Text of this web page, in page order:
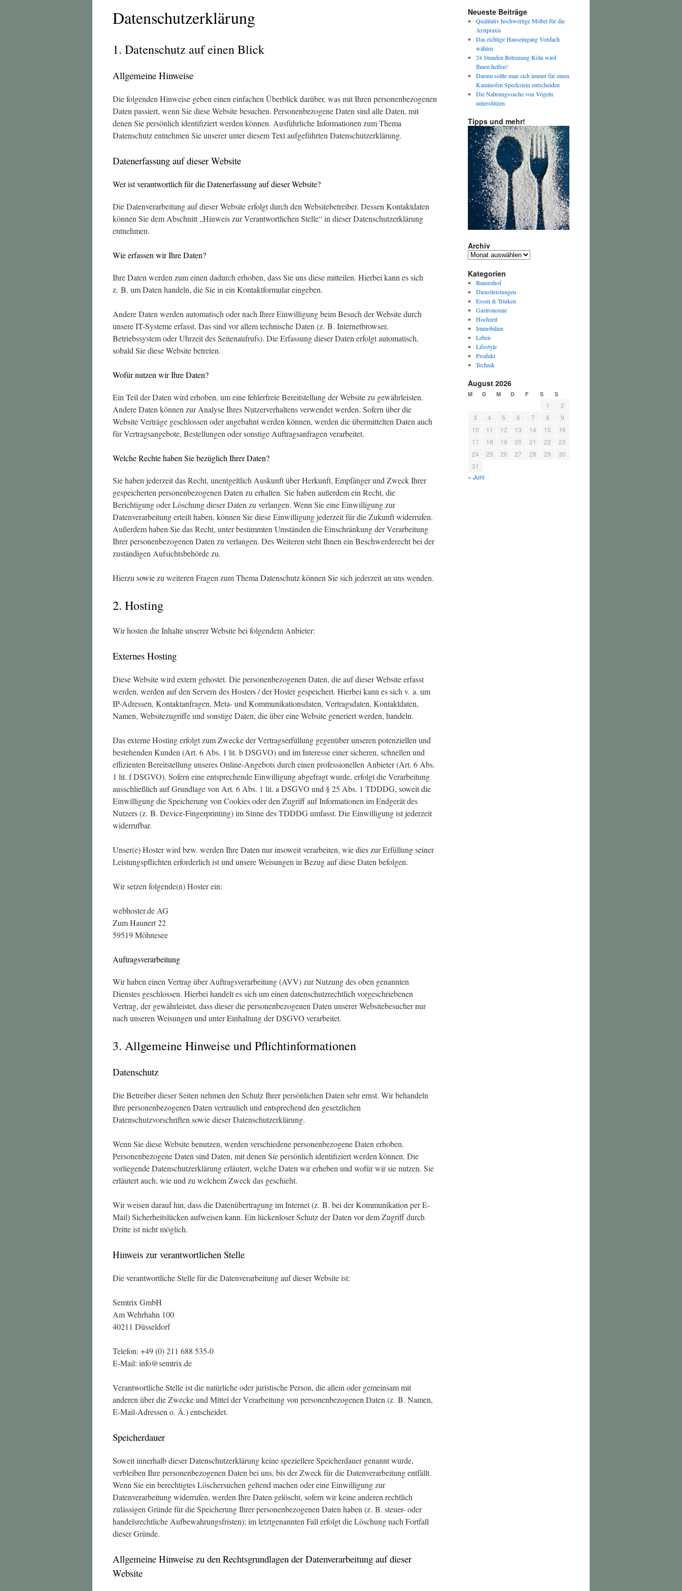
Datenschutz­erklärung
1. Datenschutz auf einen Blick
Allgemeine Hinweise
Die folgenden Hinweise geben einen einfachen Überblick darüber, was mit Ihren personenbezogenen
Daten passiert, wenn Sie diese Website besuchen. Personenbezogene Daten sind alle Daten, mit
denen Sie persönlich identifiziert werden können. Ausführliche Informationen zum Thema
Datenschutz entnehmen Sie unserer unter diesem Text aufgeführten Datenschutzerklärung.
Datenerfassung auf dieser Website
Wer ist verantwortlich für die Datenerfassung auf dieser Website?
Die Datenverarbeitung auf dieser Website erfolgt durch den Websitebetreiber. Dessen Kontaktdaten
können Sie dem Abschnitt „Hinweis zur Verantwortlichen Stelle“ in dieser Datenschutzerklärung
entnehmen.
Wie erfassen wir Ihre Daten?
Ihre Daten werden zum einen dadurch erhoben, dass Sie uns diese mitteilen. Hierbei kann es sich
z. B. um Daten handeln, die Sie in ein Kontaktformular eingeben.
Andere Daten werden automatisch oder nach Ihrer Einwilligung beim Besuch der Website durch
unsere IT-Systeme erfasst. Das sind vor allem technische Daten (z. B. Internetbrowser,
Betriebssystem oder Uhrzeit des Seitenaufrufs). Die Erfassung dieser Daten erfolgt automatisch,
sobald Sie diese Website betreten.
Wofür nutzen wir Ihre Daten?
Ein Teil der Daten wird erhoben, um eine fehlerfreie Bereitstellung der Website zu gewährleisten.
Andere Daten können zur Analyse Ihres Nutzerverhaltens verwendet werden. Sofern über die
Website Verträge geschlossen oder angebahnt werden können, werden die übermittelten Daten auch
für Vertragsangebote, Bestellungen oder sonstige Auftragsanfragen verarbeitet.
Welche Rechte haben Sie bezüglich Ihrer Daten?
Sie haben jederzeit das Recht, unentgeltlich Auskunft über Herkunft, Empfänger und Zweck Ihrer
gespeicherten personenbezogenen Daten zu erhalten. Sie haben außerdem ein Recht, die
Berichtigung oder Löschung dieser Daten zu verlangen. Wenn Sie eine Einwilligung zur
Datenverarbeitung erteilt haben, können Sie diese Einwilligung jederzeit für die Zukunft widerrufen.
Außerdem haben Sie das Recht, unter bestimmten Umständen die Einschränkung der Verarbeitung
Ihrer personenbezogenen Daten zu verlangen. Des Weiteren steht Ihnen ein Beschwerderecht bei der
zuständigen Aufsichtsbehörde zu.
Hierzu sowie zu weiteren Fragen zum Thema Datenschutz können Sie sich jederzeit an uns wenden.
2. Hosting
Wir hosten die Inhalte unserer Website bei folgendem Anbieter:
Externes Hosting
Diese Website wird extern gehostet. Die personenbezogenen Daten, die auf dieser Website erfasst
werden, werden auf den Servern des Hosters / der Hoster gespeichert. Hierbei kann es sich v. a. um
IP-Adressen, Kontaktanfragen, Meta- und Kommunikationsdaten, Vertragsdaten, Kontaktdaten,
Namen, Websitezugriffe und sonstige Daten, die über eine Website generiert werden, handeln.
Das externe Hosting erfolgt zum Zwecke der Vertragserfüllung gegenüber unseren potenziellen und
bestehenden Kunden (Art. 6 Abs. 1 lit. b DSGVO) und im Interesse einer sicheren, schnellen und
effizienten Bereitstellung unseres Online-Angebots durch einen professionellen Anbieter (Art. 6 Abs.
1 lit. f DSGVO). Sofern eine entsprechende Einwilligung abgefragt wurde, erfolgt die Verarbeitung
ausschließlich auf Grundlage von Art. 6 Abs. 1 lit. a DSGVO und § 25 Abs. 1 TDDDG, soweit die
Einwilligung die Speicherung von Cookies oder den Zugriff auf Informationen im Endgerät des
Nutzers (z. B. Device-Fingerprinting) im Sinne des TDDDG umfasst. Die Einwilligung ist jederzeit
widerrufbar.
Unser(e) Hoster wird bzw. werden Ihre Daten nur insoweit verarbeiten, wie dies zur Erfüllung seiner
Leistungspflichten erforderlich ist und unsere Weisungen in Bezug auf diese Daten befolgen.
Wir setzen folgende(n) Hoster ein:
webhoster.de AG
Zum Haunert 22
59519 Möhnesee
Auftragsverarbeitung
Wir haben einen Vertrag über Auftragsverarbeitung (AVV) zur Nutzung des oben genannten
Dienstes geschlossen. Hierbei handelt es sich um einen datenschutzrechtlich vorgeschriebenen
Vertrag, der gewährleistet, dass dieser die personenbezogenen Daten unserer Websitebesucher nur
nach unseren Weisungen und unter Einhaltung der DSGVO verarbeitet.
3. Allgemeine Hinweise und Pflicht­informationen
Datenschutz
Die Betreiber dieser Seiten nehmen den Schutz Ihrer persönlichen Daten sehr ernst. Wir behandeln
Ihre personenbezogenen Daten vertraulich und entsprechend den gesetzlichen
Datenschutzvorschriften sowie dieser Datenschutzerklärung.
Wenn Sie diese Website benutzen, werden verschiedene personenbezogene Daten erhoben.
Personenbezogene Daten sind Daten, mit denen Sie persönlich identifiziert werden können. Die
vorliegende Datenschutzerklärung erläutert, welche Daten wir erheben und wofür wir sie nutzen. Sie
erläutert auch, wie und zu welchem Zweck das geschieht.
Wir weisen darauf hin, dass die Datenübertragung im Internet (z. B. bei der Kommunikation per E-
Mail) Sicherheitslücken aufweisen kann. Ein lückenloser Schutz der Daten vor dem Zugriff durch
Dritte ist nicht möglich.
Hinweis zur verantwortlichen Stelle
Die verantwortliche Stelle für die Datenverarbeitung auf dieser Website ist:
Semtrix GmbH
Am Wehrhahn 100
40211 Düsseldorf
Telefon: +49 (0) 211 688 535-0
E-Mail: info@semtrix.de
Verantwortliche Stelle ist die natürliche oder juristische Person, die allein oder gemeinsam mit
anderen über die Zwecke und Mittel der Verarbeitung von personenbezogenen Daten (z. B. Namen,
E-Mail-Adressen o. Ä.) entscheidet.
Speicherdauer
Soweit innerhalb dieser Datenschutzerklärung keine speziellere Speicherdauer genannt wurde,
verbleiben Ihre personenbezogenen Daten bei uns, bis der Zweck für die Datenverarbeitung entfällt.
Wenn Sie ein berechtigtes Löschersuchen geltend machen oder eine Einwilligung zur
Datenverarbeitung widerrufen, werden Ihre Daten gelöscht, sofern wir keine anderen rechtlich
zulässigen Gründe für die Speicherung Ihrer personenbezogenen Daten haben (z. B. steuer- oder
handelsrechtliche Aufbewahrungsfristen); im letztgenannten Fall erfolgt die Löschung nach Fortfall
dieser Gründe.
Allgemeine Hinweise zu den Rechtsgrundlagen der Datenverarbeitung auf dieser
Website
Neueste Beiträge
Qualitativ hochwertige Möbel für die
Arztpraxis
Das richtige Hauseingang Vordach
wählen
24 Stunden Betreuung Köln wird
Ihnen helfen!
Darum sollte man sich immer für einen
Kaminofen Speckstein entscheiden
Die Nahrungssuche von Vögeln
unterstützen
Tipps und mehr!
Archiv
Archiv
Kategorien
Bauernhof
Dienstleistungen
Essen & Trinken
Gastronomie
Hochzeit
Immobilien
Leben
Lifestyle
Produkt
Technik
August 2026
M D M D F S S
1
2
3
4 5 6 7 8
9
10
11 12 13 14 15
16
17
18 19 20 21 22
23
24
25 26 27 28 29
30
31
« Juni